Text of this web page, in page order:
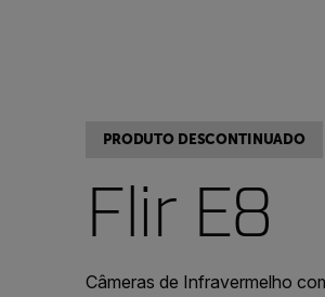
PRODUTO DESCONTINUADO
Flir E8
Câmeras de Infravermelho